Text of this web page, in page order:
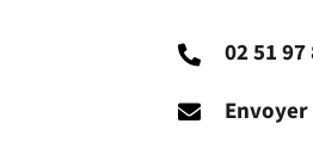
02 51 97